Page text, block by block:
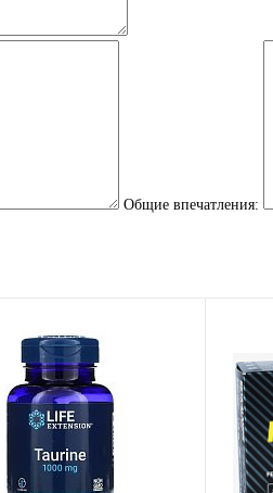
Общие впечатления: